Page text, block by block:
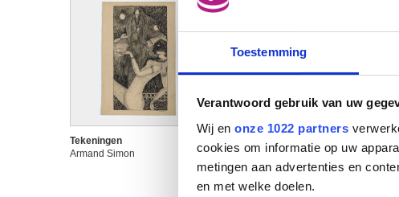
Toestemming
Verantwoord gebruik van uw
Wij en onze 1022 partners
cookies om informatie op uw
metingen aan advertenties en
en met welke doelen.
Tekeningen
Armand Simon
Tekeningen
Armand Simon